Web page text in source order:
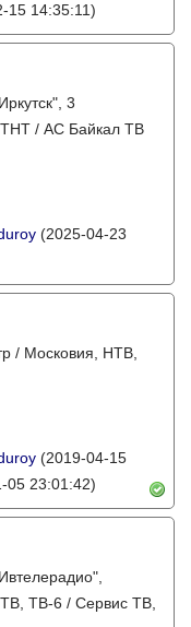
15 14:35:11)
3
/ АС Байкал ТВ
(2025-04-23
/ Московия, НТВ,
(2019-04-15
05 23:01:42)
ТВ-6 / Сервис ТВ,